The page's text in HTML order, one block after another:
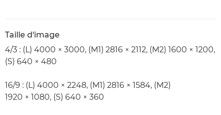
Taille d'image
4/3 : (L) 4000 × 3000, (M1) 2816 × 2112, (M2) 1600 × 1200,
(S) 640 × 480
16/9 : (L) 4000 × 2248, (M1) 2816 × 1584, (M2)
1920 × 1080, (S) 640 × 360